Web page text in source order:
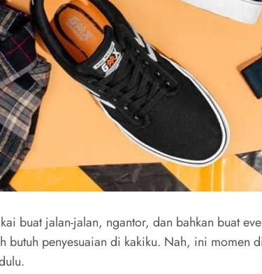
buat jalan-jalan, ngantor, dan bahkan buat
butuh penyesuaian di kakiku. Nah, ini momen